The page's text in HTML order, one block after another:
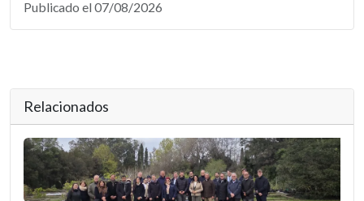
Publicado el 07/08/2026
Relacionados